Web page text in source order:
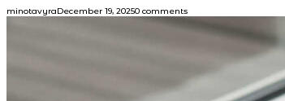
minotavyraDecember 19, 20250 comments